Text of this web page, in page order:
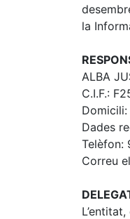
la
ALBA
C.I.F.:
Domicili:
Dades
Telèfon:
Correu